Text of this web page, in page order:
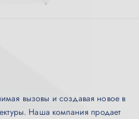
вызовы и создавая новое в
Наша компания продает